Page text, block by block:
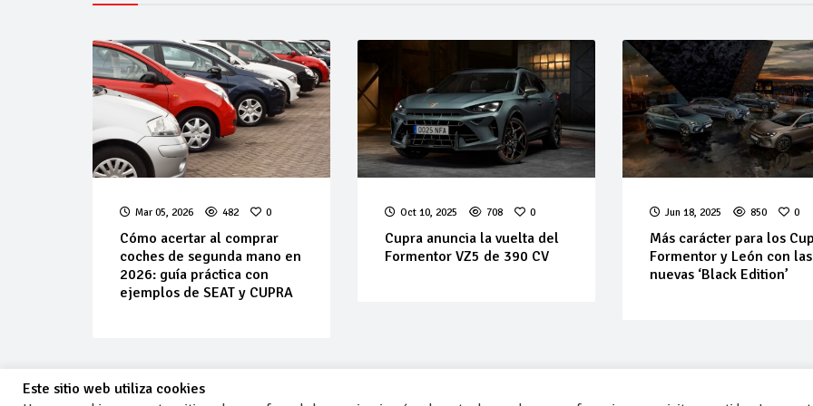
Mar 05, 2026 482 0
Cómo acertar al comprar
coches de segunda mano en
2026: guía práctica con
ejemplos de SEAT y CUPRA
Oct 10, 2025 708 0
Cupra anuncia la vuelta del
Formentor VZ5 de 390 CV
Jun 18, 2025 850 0
Más carácter para los
Formentor y León con las
nuevas ‘Black Edition’
Este sitio web utiliza cookies